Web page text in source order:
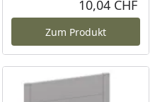
10,04 CHF
Zum Produkt